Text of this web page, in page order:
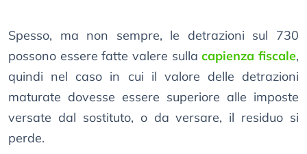
Spesso, ma non sempre, le detrazioni sul 730
possono essere fatte valere sullacapienza fiscale,
quindi nel caso in cui il valore delle detrazioni
maturate dovesse essere superiore alle imposte
versate dal sostituto, o da versare, il residuo si
perde.